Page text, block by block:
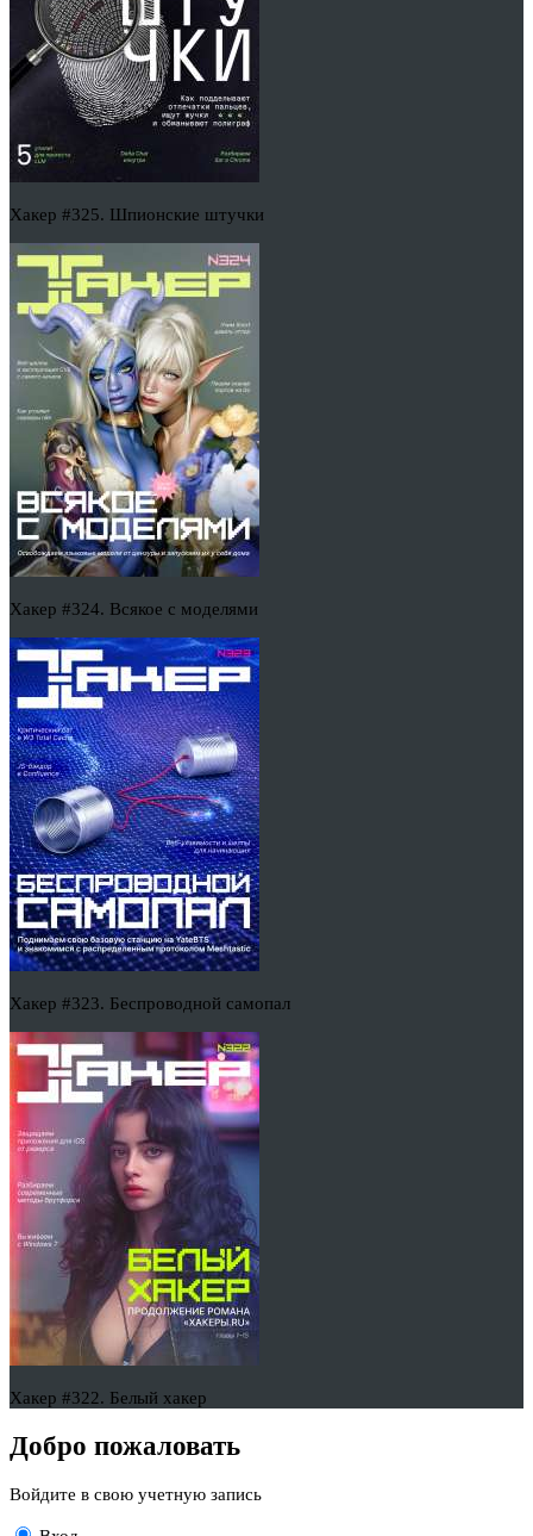
Хакер #325. Шпионские штучки
Хакер #324. Всякое с моделями
Хакер #323. Беспроводной самопал
Хакер #322. Белый хакер
Добро пожаловать
Войдите в свою учетную запись